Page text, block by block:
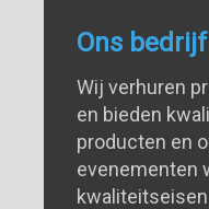
Ons bedrijf
Wij verhuren
en bieden
producten en
evenementen